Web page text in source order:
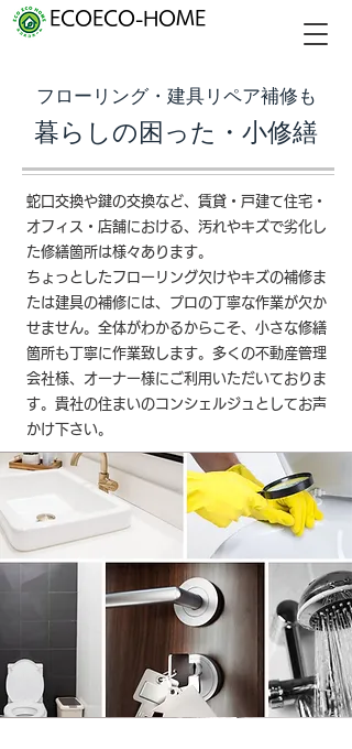
ECOECO-HOME
フローリング・建具リペア補修も
暮らしの困った・小修繕
蛇口交換や鍵の交換など、賃貸・戸建て住宅・
オフィス・店舗における、汚れやキズで劣化し
た修繕箇所は様々あります。
ちょっとしたフローリング欠けやキズの補修ま
たは建具の補修には、プロの丁寧な作業が欠か
せません。全体がわかるからこそ、小さな修繕
箇所も丁寧に作業致します。 多くの不動産管理
会社様、オーナー様にご利用いただいておりま
す。貴社の住まいのコンシェルジュとしてお声
かけ下さい。